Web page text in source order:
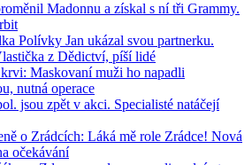
Madonnu a získal s ní tři Grammy.
Polívky Jan ukázal svou partnerku.
z Dědictví, píší lidé
Maskovaní muži ho napadli
nutná operace
jsou zpět v akci. Specialisté natáčejí
o Zrádcích: Láká mě role Zrádce! Nová
očekávání